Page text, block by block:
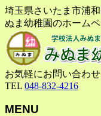
埼玉県さいたま市浦
ぬま幼稚園のホーム
お気軽にお問い合わ
TEL 048-832-4216
MENU